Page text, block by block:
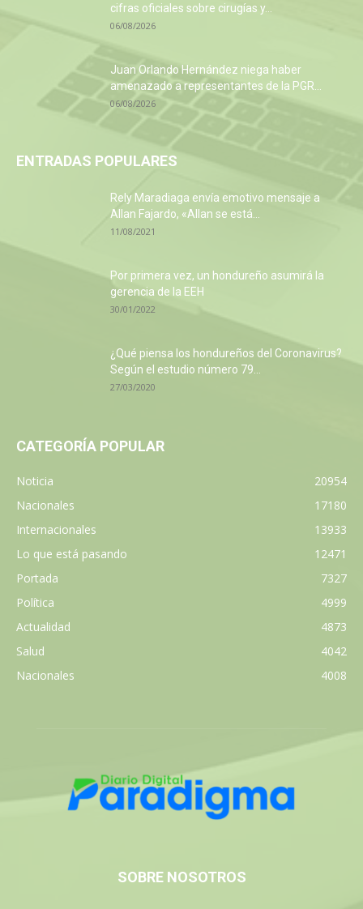
cifras oficiales sobre cirugías y...
06/08/2026
Juan Orlando Hernández niega haber
amenazado a representantes de la PGR...
06/08/2026
ENTRADAS POPULARES
Rely Maradiaga envía emotivo mensaje a
Allan Fajardo, «Allan se está...
11/08/2021
Por primera vez, un hondureño asumirá la
gerencia de la EEH
30/01/2022
¿Qué piensa los hondureños del Coronavirus?
Según el estudio número 79...
27/03/2020
CATEGORÍA POPULAR
Noticia
20954
Nacionales
17180
Internacionales
13933
Lo que está pasando
12471
Portada
7327
Política
4999
Actualidad
4873
Salud
4042
Nacionales
4008
SOBRE NOSOTROS